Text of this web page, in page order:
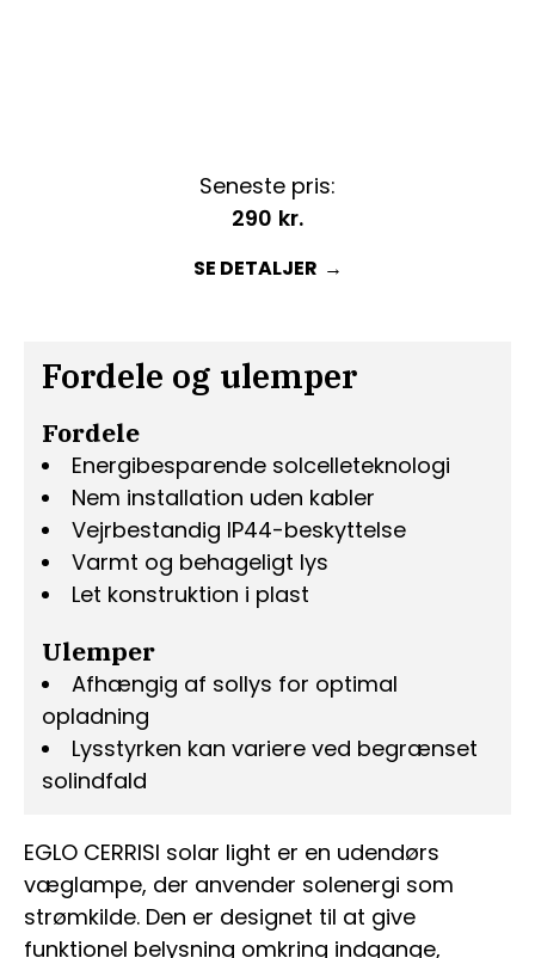
EGLO CERRISI solar light er en udendørs
væglampe, der anvender solenergi som
strømkilde. Den er designet til at give
funktionel belysning omkring indgange,
Fordele og ulemper
Fordele
Energibesparende solcelleteknologi
Nem installation uden kabler
Vejrbestandig IP44-beskyttelse
Varmt og behageligt lys
Let konstruktion i plast
Ulemper
Afhængig af sollys for optimal
opladning
Lysstyrken kan variere ved begrænset
solindfald
Seneste pris:
290 kr.
SE DETALJER